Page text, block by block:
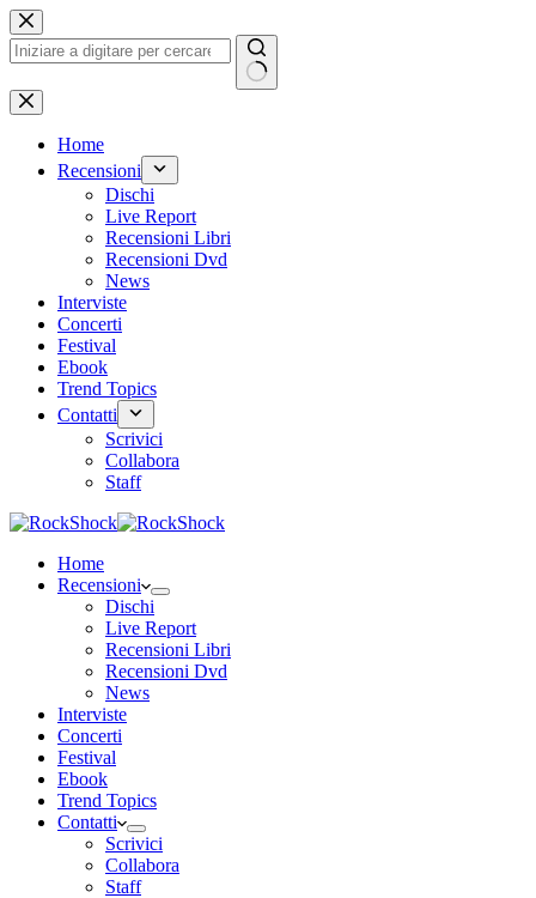
Salta
al
contenuto
Nessun
risultato
Home
Recensioni
Dischi
Live Report
Recensioni Libri
Recensioni Dvd
News
Interviste
Concerti
Festival
Ebook
Trend Topics
Contatti
Scrivici
Collabora
Staff
Home
Recensioni
Dischi
Live Report
Recensioni Libri
Recensioni Dvd
News
Interviste
Concerti
Festival
Ebook
Trend Topics
Contatti
Scrivici
Collabora
Staff